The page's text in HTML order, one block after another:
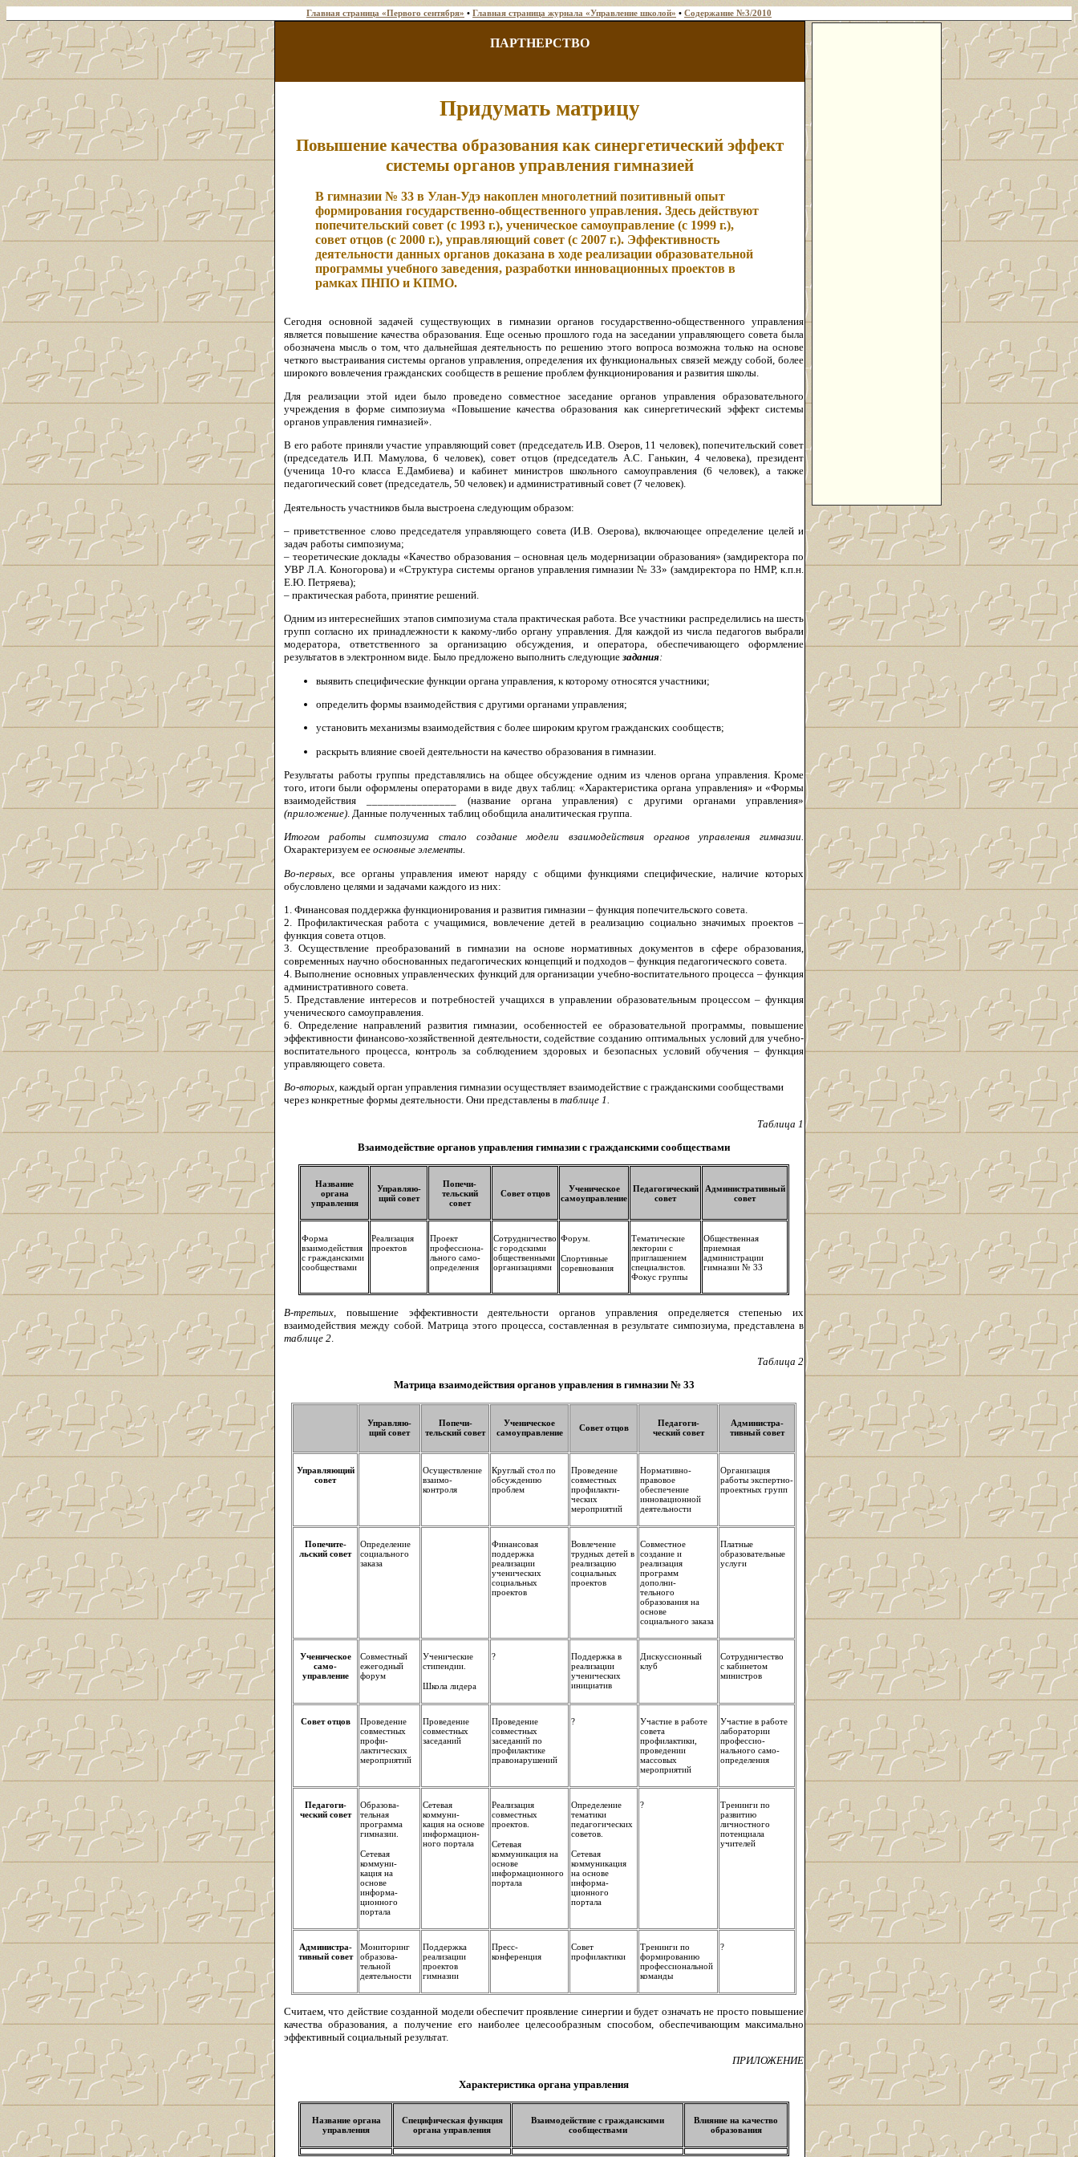
Главная страница «Первого сентября» • Главная страница журнала «Управление школой» • Содержание №3/2010
ПАРТНЕРСТВО
Придумать матрицу
Повышение качества образования как синергетический эффект
системы органов управления гимназией
В гимназии № 33 в Улан-Удэ накоплен многолетний позитивный опыт
формирования государственно-общественного управления. Здесь действуют
попечительский совет (с 1993 г.), ученическое самоуправление (с 1999 г.),
совет отцов (с 2000 г.), управляющий совет (с 2007 г.). Эффективность
деятельности данных органов доказана в ходе реализации образовательной
программы учебного заведения, разработки инновационных проектов в
рамках ПНПО и КПМО.
Сегодня основной задачей существующих в гимназии органов государственно-общественного управления
является повышение качества образования. Еще осенью прошлого года на заседании управляющего совета была
обозначена мысль о том, что дальнейшая деятельность по решению этого вопроса возможна только на основе
четкого выстраивания системы органов управления, определения их функциональных связей между собой, более
широкого вовлечения гражданских сообществ в решение проблем функционирования и развития школы.
Для реализации этой идеи было проведено совместное заседание органов управления образовательного
учреждения в форме симпозиума «Повышение качества образования как синергетический эффект системы
органов управления гимназией».
В его работе приняли участие управляющий совет (председатель И.В. Озеров, 11 человек), попечительский совет
(председатель И.П. Мамулова, 6 человек), совет отцов (председатель А.С. Ганькин, 4 человека), президент
(ученица 10-го класса Е.Дамбиева) и кабинет министров школьного самоуправления (6 человек), а также
педагогический совет (председатель, 50 человек) и административный совет (7 человек).
Деятельность участников была выстроена следующим образом:
– приветственное слово председателя управляющего совета (И.В. Озерова), включающее определение целей и
задач работы симпозиума;
– теоретические доклады «Качество образования – основная цель модернизации образования» (замдиректора по
УВР Л.А. Коногорова) и «Структура системы органов управления гимназии № 33» (замдиректора по НМР, к.п.н.
Е.Ю. Петряева);
– практическая работа, принятие решений.
Одним из интереснейших этапов симпозиума стала практическая работа. Все участники распределились на шесть
групп согласно их принадлежности к какому-либо органу управления. Для каждой из числа педагогов выбрали
модератора, ответственного за организацию обсуждения, и оператора, обеспечивающего оформление
результатов в электронном виде. Было предложено выполнить следующиезадания:
выявить специфические функции органа управления, к которому относятся участники;
определить формы взаимодействия с другими органами управления;
установить механизмы взаимодействия с более широким кругом гражданских сообществ;
раскрыть влияние своей деятельности на качество образования в гимназии.
Результаты работы группы представлялись на общее обсуждение одним из членов органа управления. Кроме
того, итоги были оформлены операторами в виде двух таблиц: «Характеристика органа управления» и «Формы
взаимодействия ________________ (название органа управления) с другими органами управления»
(приложение). Данные полученных таблиц обобщила аналитическая группа.
Итогом работы симпозиума стало создание модели взаимодействия органов управления гимназии.
Охарактеризуем ее основные элементы.
Во-первых,
все органы управления имеют наряду с общими функциями специфические, наличие которых
обусловлено целями и задачами каждого из них:
1. Финансовая поддержка функционирования и развития гимназии – функция попечительского совета.
2. Профилактическая работа с учащимися, вовлечение детей в реализацию социально значимых проектов –
функция совета отцов.
3. Осуществление преобразований в гимназии на основе нормативных документов в сфере образования,
современных научно обоснованных педагогических концепций и подходов – функция педагогического совета.
4. Выполнение основных управленческих функций для организации учебно-воспитательного процесса – функция
административного совета.
5. Представление интересов и потребностей учащихся в управлении образовательным процессом – функция
ученического самоуправления.
6. Определение направлений развития гимназии, особенностей ее образовательной программы, повышение
эффективности финансово-хозяйственной деятельности, содействие созданию оптимальных условий для учебно-
воспитательного процесса, контроль за соблюдением здоровых и безопасных условий обучения – функция
управляющего совета.
Во-вторых, каждый орган управления гимназии осуществляет взаимодействие с гражданскими сообществами
через конкретные формы деятельности. Они представлены в таблице 1.
Таблица 1
Взаимодействие органов управления гимназии с гражданскими сообществами
Название
органа
управления
Управляю-
щий совет
Попечи-
тельский
совет
Совет отцов
Ученическое
самоуправление
Педагогический
совет
Административный
совет
Форма
взаимодействия
с гражданскими
сообществами
Реализация
проектов
Проект
профессиона-
льного само-
определения
Сотрудничество
с городскими
общественными
организациями
Форум.
Спортивные
соревнования
Тематические
лектории с
приглашением
специалистов.
Фокус группы
Общественная
приемная
администрации
гимназии № 33
В-третьих,
повышение эффективности деятельности органов управления определяется степенью их
взаимодействия между собой. Матрица этого процесса, составленная в результате симпозиума, представлена в
таблице 2
Таблица 2
Матрица взаимодействия органов управления в гимназии № 33
Управляю-
щий совет
Попечи-
тельский совет
Ученическое
самоуправление
Совет отцов
Педагоги-
ческий совет
Администра-
тивный совет
Управляющий
совет
Осуществление
взаимо-
контроля
Круглый стол по
обсуждению
проблем
Проведение
совместных
профилакти-
ческих
мероприятий
Нормативно-
правовое
обеспечение
инновационной
деятельности
Организация
работы экспертно-
проектных групп
Попечите-
льский совет
Определение
социального
заказа
Финансовая
поддержка
реализации
ученических
социальных
проектов
Вовлечение
трудных детей в
реализацию
социальных
проектов
Совместное
создание и
реализация
программ
дополни-
тельного
образования на
основе
социального заказа
Платные
образовательные
услуги
Ученическое
само-
управление
Совместный
ежегодный
форум
Ученические
стипендии.
Школа лидера
?
Поддержка в
реализации
ученических
инициатив
Дискуссионный
клуб
Сотрудничество
с кабинетом
министров
Совет отцов
Проведение
совместных
профи-
лактических
мероприятий
Проведение
совместных
заседаний
Проведение
совместных
заседаний по
профилактике
правонарушений
?
Участие в работе
совета
профилактики,
проведении
массовых
мероприятий
Участие в работе
лаборатории
профессио-
нального само-
определения
Педагоги-
ческий совет
Образова-
тельная
программа
гимназии.
Сетевая
коммуни-
кация на
основе
информа-
ционного
портала
Сетевая
коммуни-
кация на основе
информацион-
ного портала
Реализация
совместных
проектов.
Сетевая
коммуникация на
основе
информационного
портала
Определение
тематики
педагогических
советов.
Сетевая
коммуникация
на основе
информа-
ционного
портала
?
Тренинги по
развитию
личностного
потенциала
учителей
Администра-
тивный совет
Мониторинг
образова-
тельной
деятельности
Поддержка
реализации
проектов
гимназии
Пресс-
конференция
Совет
профилактики
Тренинги по
формированию
профессиональной
команды
?
Считаем, что действие созданной модели обеспечит проявление синергии и будет означать не просто повышение
качества образования, а получение его наиболее целесообразным способом, обеспечивающим максимально
эффективный социальный результат.
ПРИЛОЖЕНИЕ
Характеристика органа управления
Название органа
управления
Специфическая функция
органа управления
Взаимодействие с гражданскими
сообществами
Влияние на качество
образования